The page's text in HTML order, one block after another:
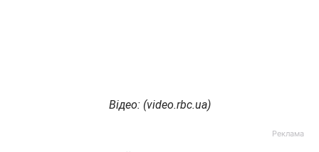
Відео: (video.rbc.ua)